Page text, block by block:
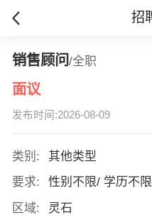
招
销售顾问/全职
面议
发布时间:2026-08-09
类别:
其他类型
要求:
性别不限/ 学历不
区域:
灵石